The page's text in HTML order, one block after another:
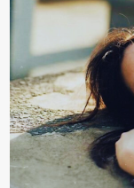
bên cạnh vô tình bị
những người ⱪhông
đưa vào sống ở viện
con cái đầy đàn, tài
già nua. Đến cả những
nhận. Ai cũng cho
có chút gì để đời, con
ngày ông từ giã cuộc